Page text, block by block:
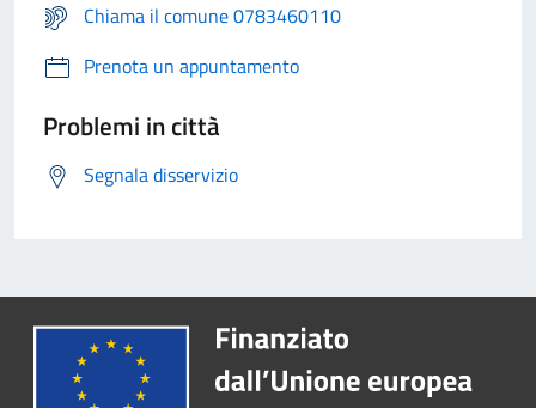
Chiama il comune 0783460110
Prenota un appuntamento
Problemi in città
Segnala disservizio